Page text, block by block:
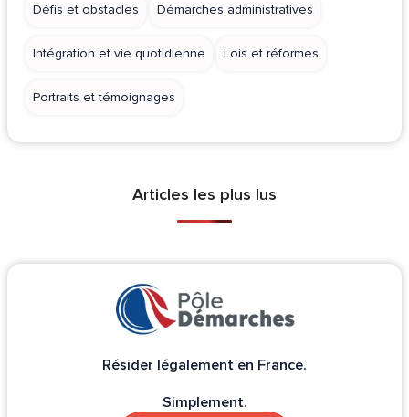
Défis et obstacles Démarches administratives
Intégration et vie quotidienne Lois et réformes
Portraits et témoignages
Articles les plus lus
Résider légalement en France.
Simplement.